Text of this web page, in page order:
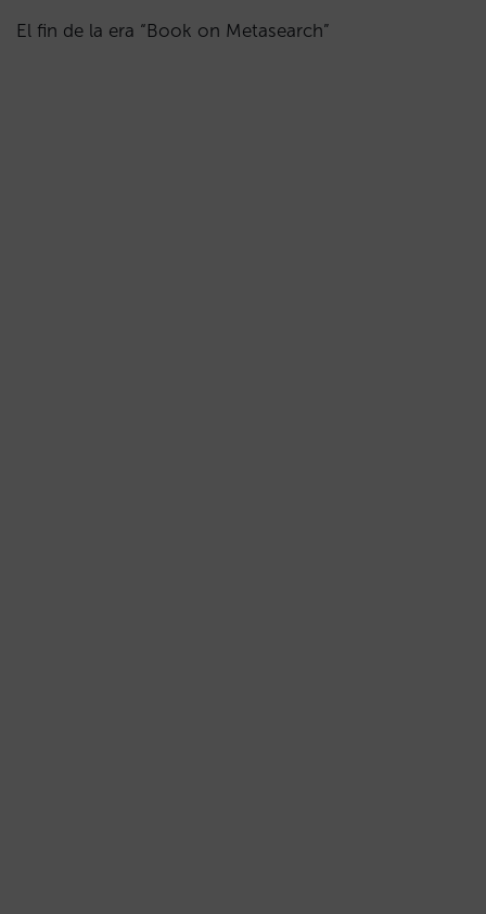
El fin de la era “Book on Metasearch”